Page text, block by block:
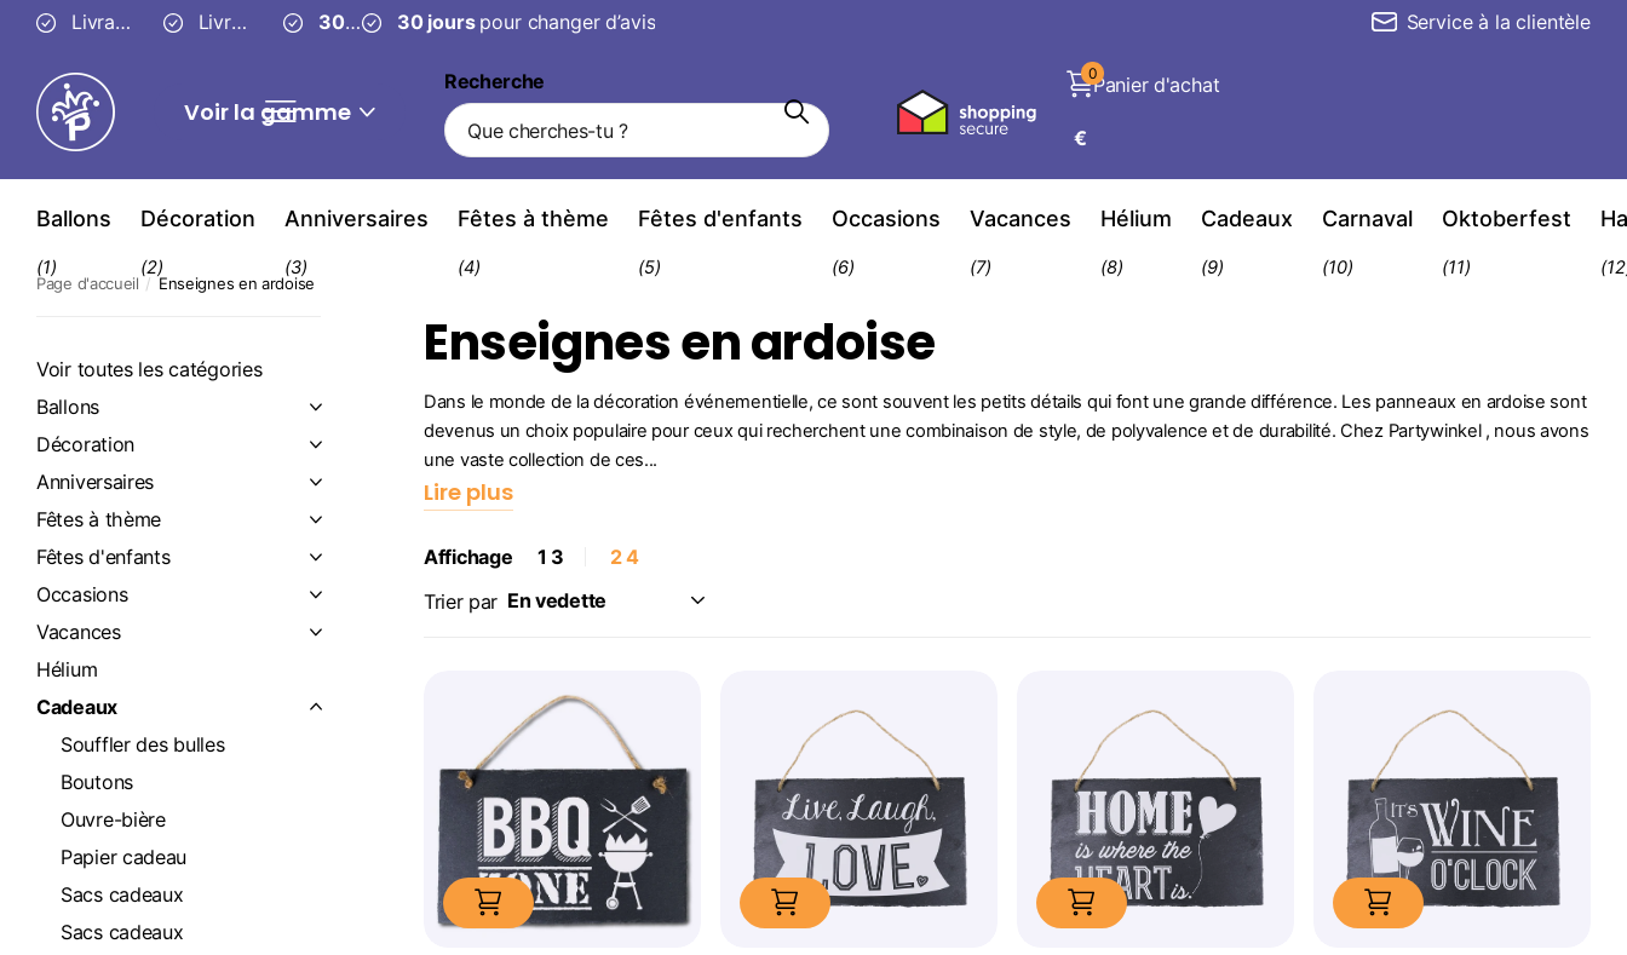
Livraison fiable en 3 à 4 joursouvrés
Livraison gratuiteà partir de 49 €
30 jours pour changer d’avis
30 jours pour changer d’avis Service à la clientèle
Voir la gamme
Recherche Panier d'achat
0
€
Ballons
(1)
Décoration
(2)
Anniversaires
(3)
Fêtes à thème
(4)
Fêtes d'enfants
(5)
Occasions
(6)
Vacances
(7)
Hélium
(8)
Cadeaux
(9)
Carnaval
(10)
Oktoberfest
(11)
Page d'accueil Enseignes en ardoise
Enseignes en ardoise
Dans le monde de la décoration événementielle, ce sont souvent les petits détails qui font une grande différence. Les panneaux en ardoise sont
devenus un choix populaire pour ceux qui recherchent une combinaison de style, de polyvalence et de durabilité. Chez Partywinkel , nous avons
une vaste collection de ces...
Lire plus
Affichage 1 3 24
Trier par
Voir toutes les catégories
Ballons
Décoration
Anniversaires
Fêtes à thème
Fêtes d'enfants
Occasions
Vacances
Hélium
Cadeaux
Souffler des bulles
Boutons
Ouvre-bière
Papier cadeau
Sacs cadeaux
Sacs cadeaux